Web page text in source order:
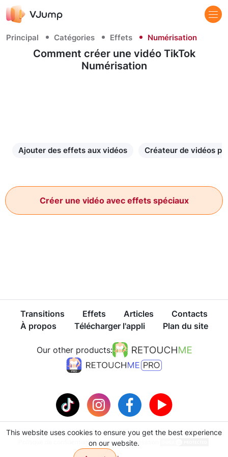
Principal Catégories Effets Numérisation
Comment créer une vidéo TikTok
Numérisation
Ajouter des effets aux vidéos Créateur de vidéos
Créer une vidéo avec effets spéciaux
Transitions Effets Articles
Contacts
À propos
Télécharger l'appli Plan du site
Politique de confidentialitéConditions d'utilisation
Our other products:
This website uses cookies to ensure you get the best experience
on our website.